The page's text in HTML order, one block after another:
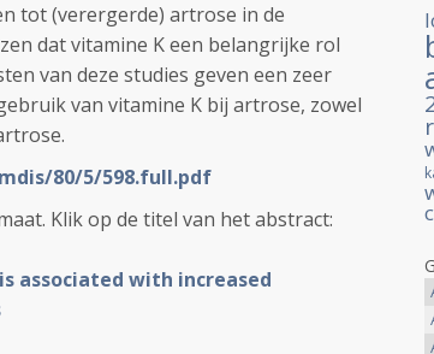
tot (verergerde) artrose in de
dat vitamine K een belangrijke rol
van deze studies geven een zeer
van vitamine K bij artrose, zowel
80/5/598.full.pdf
Klik op de titel van het abstract:
associated with increased